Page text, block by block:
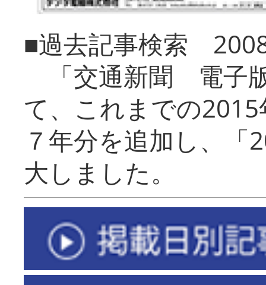
■過去記事検索
「交通新聞 電子
て、これまでの
７年分を追加し、「
大しまし